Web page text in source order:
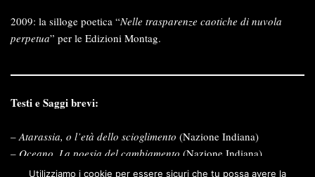
2009: la silloge poetica “Nelle trasparenze caotiche di nuvola
perpetua” per le Edizioni Montag.
Testi e Saggi brevi:
–Atarassia, o l’età dello scioglimento (Nazione Indiana)
– Oceano. La poesia del cambiamento (Nazione Indiana)
Ci sono bestie al confine–parte 1eparte 2 (Nazione Indiana)
Utilizziamo i cookie per essere sicuri che tu possa avere la